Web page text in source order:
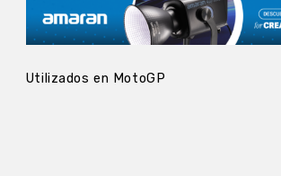
Utilizados en MotoGP